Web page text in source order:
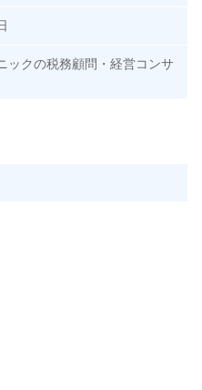
ックの税務顧問・経営コンサ